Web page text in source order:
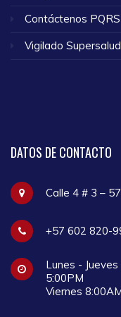
Contáctenos PQRS
Vigilado Supersalud
DATOS DE CONTACTO
Calle 4 # 3 –
+57 602 820-
Lunes -
5:00PM
Viernes